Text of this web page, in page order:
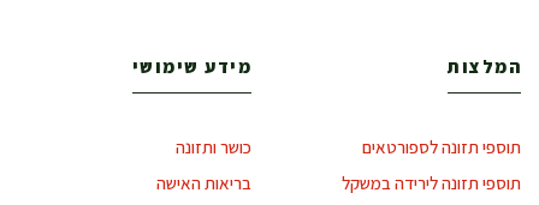
המלצות
תוספי תזונה לספורטאים
תוספי תזונה לירידה במשקל
מידע שימושי
כושר ותזונה
בריאות האישה